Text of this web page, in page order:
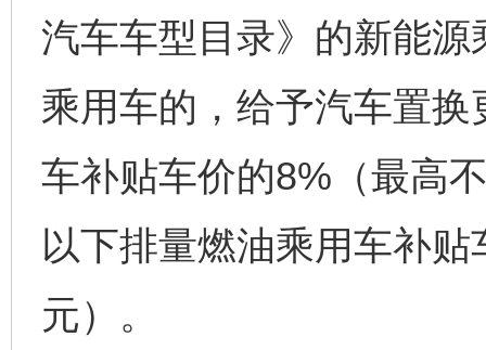
汽车车型目录》的新能
乘用车的，给予汽车置
车补贴车价的8%（最高
以下排量燃油乘用车补
元）。